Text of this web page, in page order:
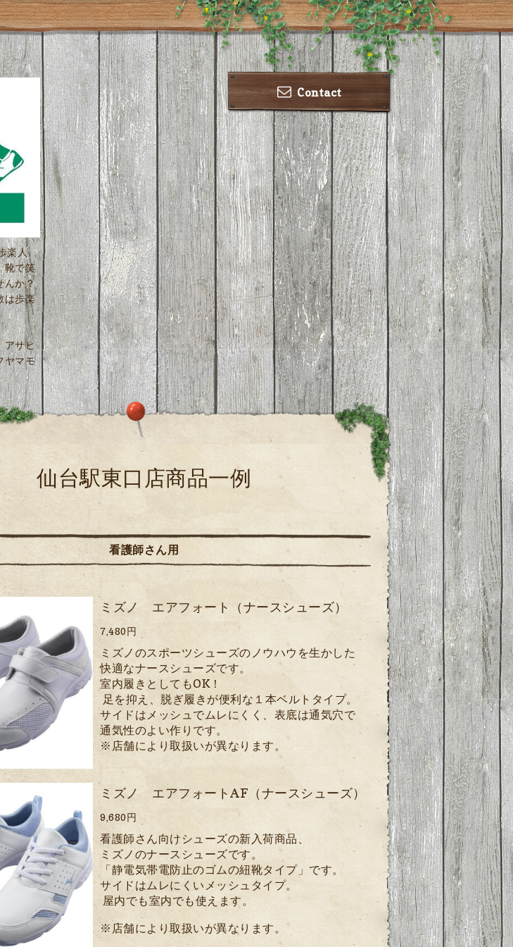
Contact
歩楽人
で笑
んか？
は歩楽
サヒ
マモ
仙台駅東口店商品一例
看護師さん用
ミズノ エアフォート（ナースシューズ）
7,480円
ミズノのスポーツシューズのノウハウを生かした
快適なナースシューズです。
室内履きとしてもOK！
足を抑え、脱ぎ履きが便利な１本ベルトタイプ。
サイド はメッシュでムレにくく、表底は通気穴で
通気性のよい作りです。
※店舗により取扱いが異なります。
ミズノ エアフォートAF（ナースシューズ）
9,680円
看護師さん向けシューズの新入荷商品、
ミズノのナースシューズです。
「静電気帯電防止のゴムの紐靴タイプ」です。
サイドはムレにくいメッシュタイプ。
屋内でも室内でも使えます。
※店舗により取扱いが異なります。